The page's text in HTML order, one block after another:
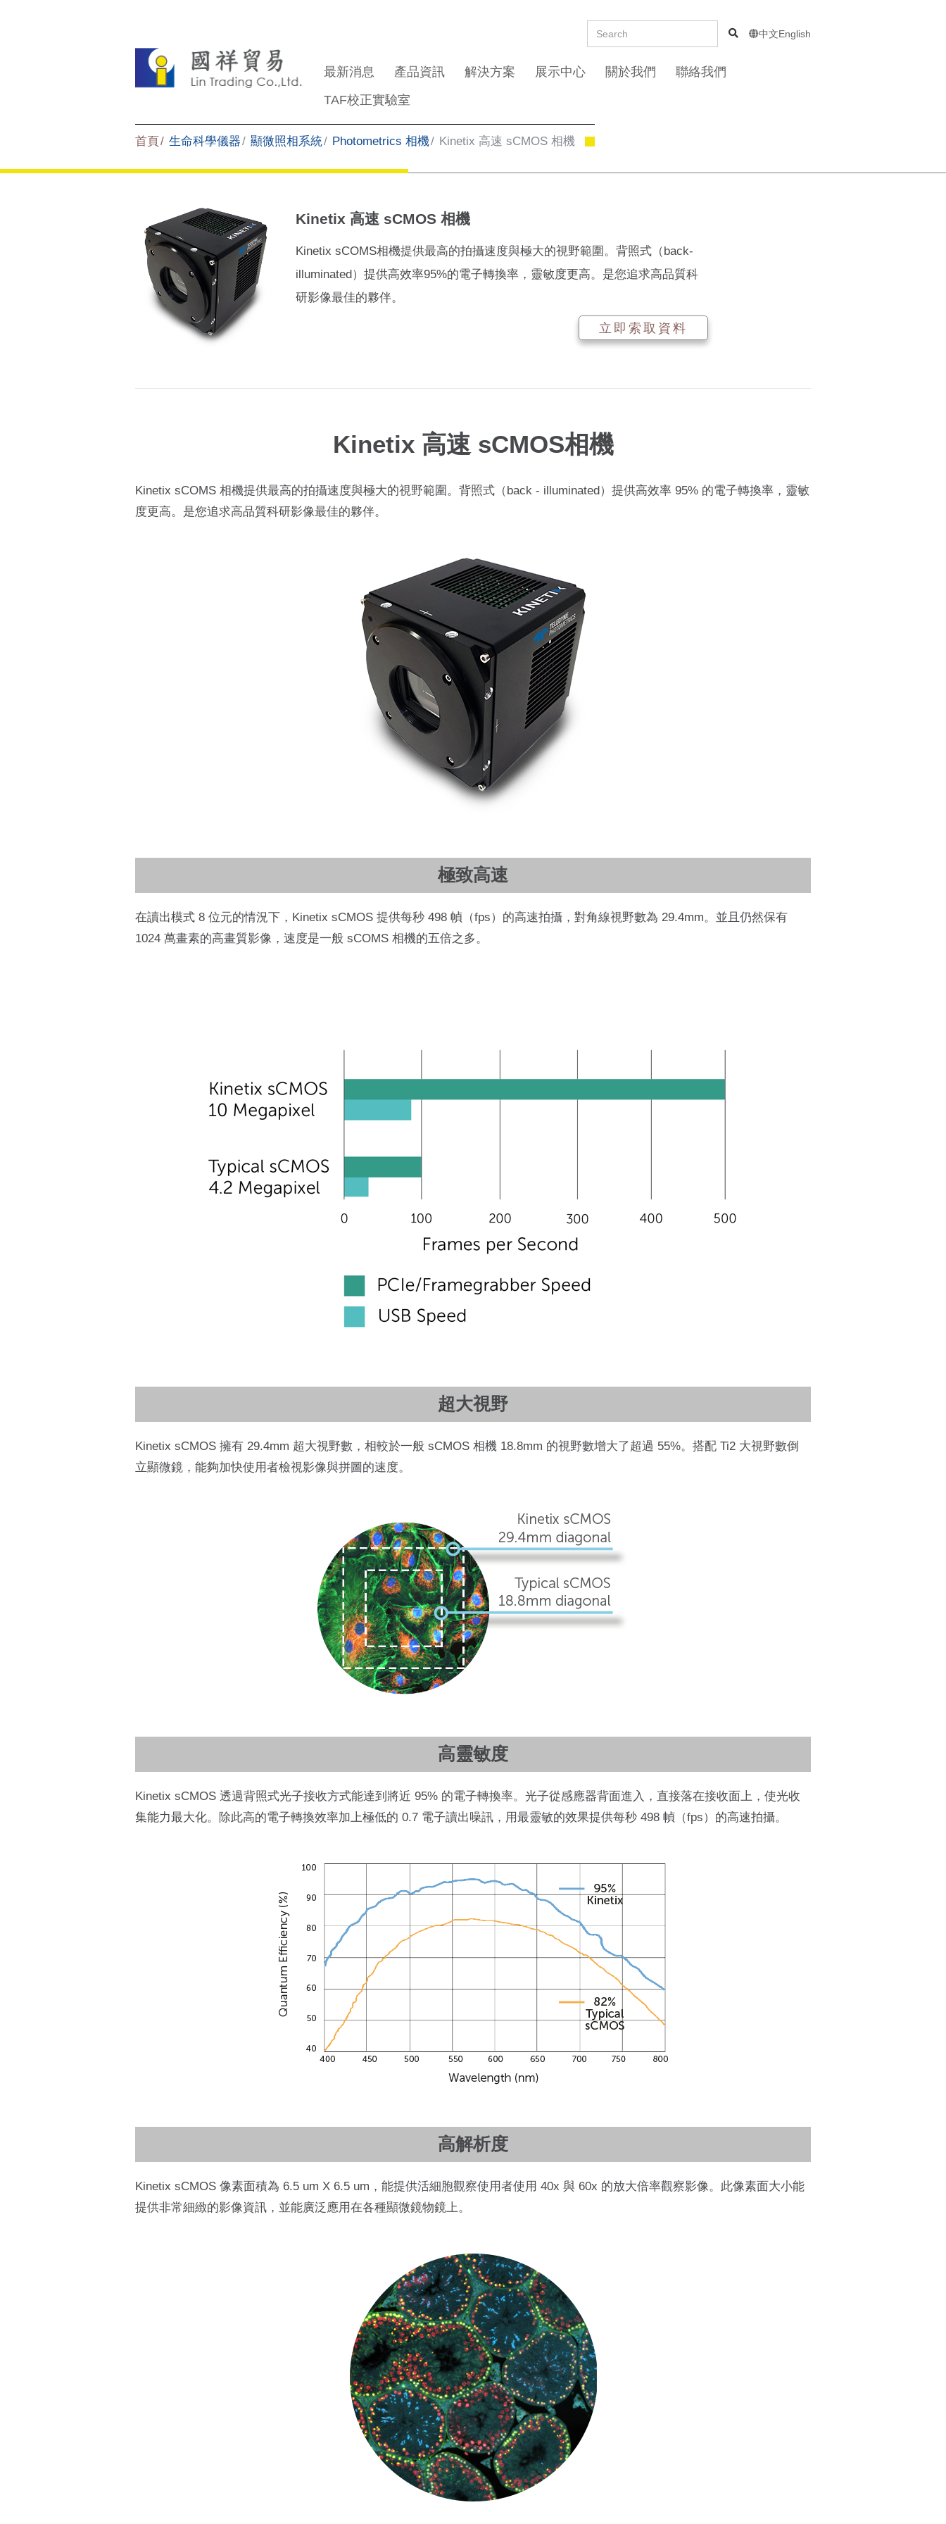
中文English
最新消息 產品資訊 解決方案 展示中心 關於我們
聯絡我們
TAF校正實驗室
首頁 生命科學儀器 顯微照相系統 Photometrics 相機 Kinetix 高速 sCMOS 相機
Kinetix 高速 sCMOS 相機
Kinetix sCOMS相機提供最高的拍攝速度與極大的視野範圍。背照式（back-
illuminated）提供高效率95%的電子轉換率，靈敏度更高。是您追求高品質科
研影像最佳的夥伴。
立即索取資料
Kinetix 高速 sCMOS相機
Kinetix sCOMS 相機提供最高的拍攝速度與極大的視野範圍。背照式（back - illuminated）提供高效率 95% 的電子轉換率，靈敏
度更高。是您追求高品質科研影像最佳的夥伴。
極致高速
在讀出模式 8 位元的情況下，Kinetix sCMOS 提供每秒 498 幀（fps）的高速拍攝，對角線視野數為 29.4mm。並且仍然保有
1024 萬畫素的高畫質影像，速度是一般 sCOMS 相機的五倍之多。
超大視野
Kinetix sCMOS 擁有 29.4mm 超大視野數，相較於一般 sCMOS 相機 18.8mm 的視野數增大了超過 55%。搭配 Ti2 大視野數倒
立顯微鏡，能夠加快使用者檢視影像與拼圖的速度。
高靈敏度
Kinetix sCMOS 透過背照式光子接收方式能達到將近 95% 的電子轉換率。光子從感應器背面進入，直接落在接收面上，使光收
集能力最大化。除此高的電子轉換效率加上極低的 0.7 電子讀出噪訊，用最靈敏的效果提供每秒 498 幀（fps）的高速拍攝。
高解析度
Kinetix sCMOS 像素面積為 6.5 um X 6.5 um，能提供活細胞觀察使用者使用 40x 與 60x 的放大倍率觀察影像。此像素面大小能
提供非常細緻的影像資訊，並能廣泛應用在各種顯微鏡物鏡上。